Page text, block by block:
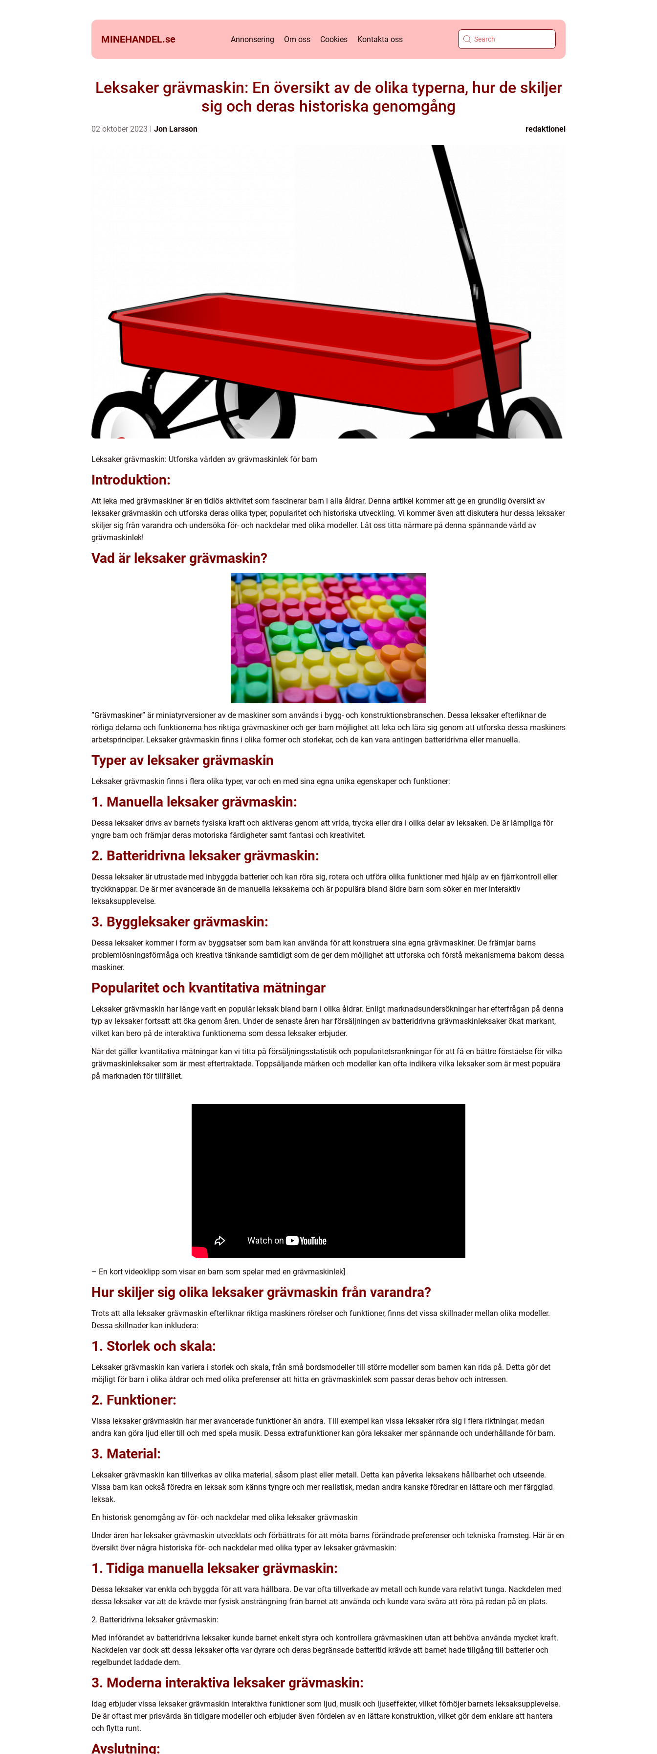
MINEHANDEL.se Annonsering Om oss Cookies Kontakta oss
Leksaker grävmaskin: En översikt av de olika typerna, hur de skiljer
sig och deras historiska genomgång
02 oktober 2023 Jon Larsson redaktionel
Leksaker grävmaskin: Utforska världen av grävmaskinlek för barn
Introduktion:
Att leka med grävmaskiner är en tidlös aktivitet som fascinerar barn i alla åldrar. Denna artikel kommer att ge en grundlig översikt av
leksaker grävmaskin och utforska deras olika typer, popularitet och historiska utveckling. Vi kommer även att diskutera hur dessa leksaker
skiljer sig från varandra och undersöka för- och nackdelar med olika modeller. Låt oss titta närmare på denna spännande värld av
grävmaskinlek!
Vad är leksaker grävmaskin?
”Grävmaskiner” är miniatyrversioner av de maskiner som används i bygg- och konstruktionsbranschen. Dessa leksaker efterliknar de
rörliga delarna och funktionerna hos riktiga grävmaskiner och ger barn möjlighet att leka och lära sig genom att utforska dessa maskiners
arbetsprinciper. Leksaker grävmaskin finns i olika former och storlekar, och de kan vara antingen batteridrivna eller manuella.
Typer av leksaker grävmaskin
Leksaker grävmaskin finns i flera olika typer, var och en med sina egna unika egenskaper och funktioner:
1. Manuella leksaker grävmaskin:
Dessa leksaker drivs av barnets fysiska kraft och aktiveras genom att vrida, trycka eller dra i olika delar av leksaken. De är lämpliga för
yngre barn och främjar deras motoriska färdigheter samt fantasi och kreativitet.
2. Batteridrivna leksaker grävmaskin:
Dessa leksaker är utrustade med inbyggda batterier och kan röra sig, rotera och utföra olika funktioner med hjälp av en fjärrkontroll eller
tryckknappar. De är mer avancerade än de manuella leksakerna och är populära bland äldre barn som söker en mer interaktiv
leksaksupplevelse.
3. Byggleksaker grävmaskin:
Dessa leksaker kommer i form av byggsatser som barn kan använda för att konstruera sina egna grävmaskiner. De främjar barns
problemlösningsförmåga och kreativa tänkande samtidigt som de ger dem möjlighet att utforska och förstå mekanismerna bakom dessa
maskiner.
Popularitet och kvantitativa mätningar
Leksaker grävmaskin har länge varit en populär leksak bland barn i olika åldrar. Enligt marknadsundersökningar har efterfrågan på denna
typ av leksaker fortsatt att öka genom åren. Under de senaste åren har försäljningen av batteridrivna grävmaskinleksaker ökat markant,
vilket kan bero på de interaktiva funktionerna som dessa leksaker erbjuder.
När det gäller kvantitativa mätningar kan vi titta på försäljningsstatistik och popularitetsrankningar för att få en bättre förståelse för vilka
grävmaskinleksaker som är mest eftertraktade. Toppsäljande märken och modeller kan ofta indikera vilka leksaker som är mest popuära
på marknaden för tillfället.
– En kort videoklipp som visar en barn som spelar med en grävmaskinlek]
Hur skiljer sig olika leksaker grävmaskin från varandra?
Trots att alla leksaker grävmaskin efterliknar riktiga maskiners rörelser och funktioner, finns det vissa skillnader mellan olika modeller.
Dessa skillnader kan inkludera:
1. Storlek och skala:
Leksaker grävmaskin kan variera i storlek och skala, från små bordsmodeller till större modeller som barnen kan rida på. Detta gör det
möjligt för barn i olika åldrar och med olika preferenser att hitta en grävmaskinlek som passar deras behov och intressen.
2. Funktioner:
Vissa leksaker grävmaskin har mer avancerade funktioner än andra. Till exempel kan vissa leksaker röra sig i flera riktningar, medan
andra kan göra ljud eller till och med spela musik. Dessa extrafunktioner kan göra leksaker mer spännande och underhållande för barn.
3. Material:
Leksaker grävmaskin kan tillverkas av olika material, såsom plast eller metall. Detta kan påverka leksakens hållbarhet och utseende.
Vissa barn kan också föredra en leksak som känns tyngre och mer realistisk, medan andra kanske föredrar en lättare och mer färgglad
leksak.
En historisk genomgång av för- och nackdelar med olika leksaker grävmaskin
Under åren har leksaker grävmaskin utvecklats och förbättrats för att möta barns förändrade preferenser och tekniska framsteg. Här är en
översikt över några historiska för- och nackdelar med olika typer av leksaker grävmaskin:
1. Tidiga manuella leksaker grävmaskin:
Dessa leksaker var enkla och byggda för att vara hållbara. De var ofta tillverkade av metall och kunde vara relativt tunga. Nackdelen med
dessa leksaker var att de krävde mer fysisk ansträngning från barnet att använda och kunde vara svåra att röra på redan på en plats.
2. Batteridrivna leksaker grävmaskin:
Med införandet av batteridrivna leksaker kunde barnet enkelt styra och kontrollera grävmaskinen utan att behöva använda mycket kraft.
Nackdelen var dock att dessa leksaker ofta var dyrare och deras begränsade batteritid krävde att barnet hade tillgång till batterier och
regelbundet laddade dem.
3. Moderna interaktiva leksaker grävmaskin:
Idag erbjuder vissa leksaker grävmaskin interaktiva funktioner som ljud, musik och ljuseffekter, vilket förhöjer barnets leksaksupplevelse.
De är oftast mer prisvärda än tidigare modeller och erbjuder även fördelen av en lättare konstruktion, vilket gör dem enklare att hantera
och flytta runt.
Avslutning: